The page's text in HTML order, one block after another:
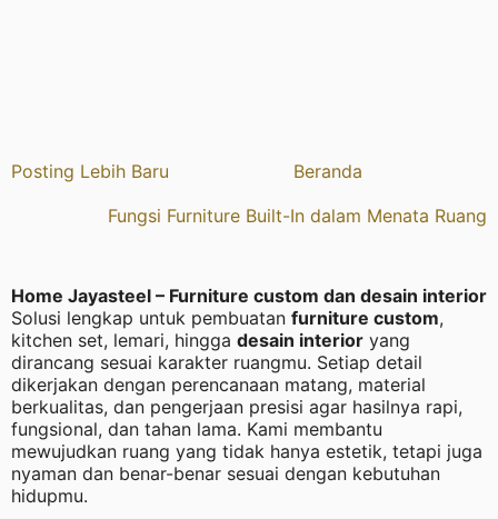
Posting Lebih Baru
Fungsi Furniture Built-In dalam Menata Ruang
Beranda
Home Jayasteel – Furniture custom dan desain interior
Solusi lengkap untuk pembuatan furniture custom,
kitchen set, lemari, hingga desain interior yang
dirancang sesuai karakter ruangmu. Setiap detail
dikerjakan dengan perencanaan matang, material
berkualitas, dan pengerjaan presisi agar hasilnya rapi,
fungsional, dan tahan lama. Kami membantu
mewujudkan ruang yang tidak hanya estetik, tetapi juga
nyaman dan benar-benar sesuai dengan kebutuhan
hidupmu.